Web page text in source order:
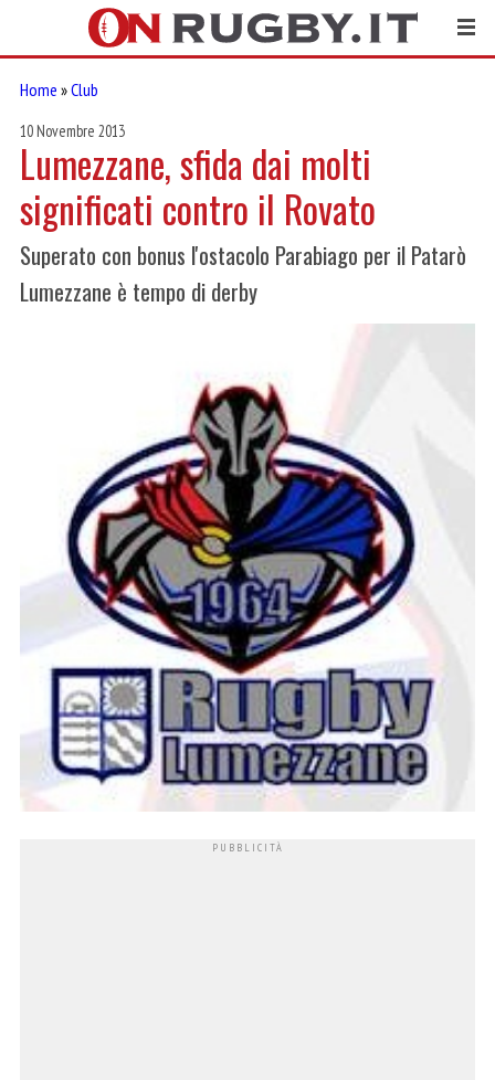
Home »Club
10 Novembre 2013
Lumezzane, sfida dai molti
significati contro il Rovato
Superato con bonus l'ostacolo Parabiago per il Patarò
Lumezzane è tempo di derby